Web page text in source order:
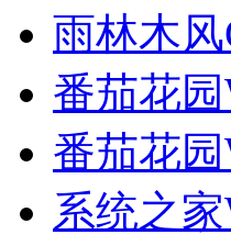
雨林木风
番茄花
番茄花
系统之